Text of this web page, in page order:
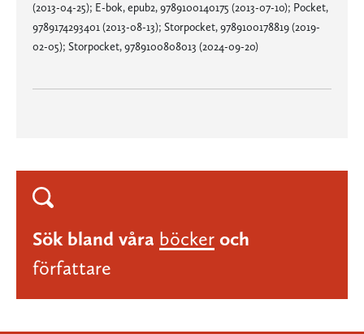
(2013-04-25); E-bok, epub2, 9789100140175 (2013-07-10); Pocket,
9789174293401 (2013-08-13); Storpocket, 9789100178819 (2019-
02-05); Storpocket, 9789100808013 (2024-09-20)
Sök bland våra böcker och
författare